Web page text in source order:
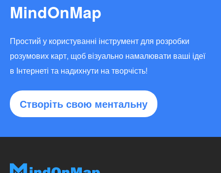
MindOnMap
Простий у користуванні інструмент для розробки
розумових карт, щоб візуально намалювати ваші ідеї
в Інтернеті та надихнути на творчість!
Створіть свою ментальну